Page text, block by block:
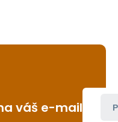
váš e-mail